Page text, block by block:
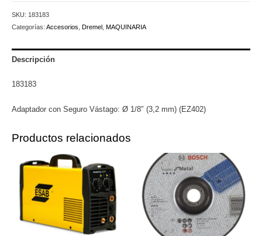
Vástago:
Ø
(3,2
(EZ402)
SKU: 183183
Categorías: Accesorios Dremel MAQUINARIA
Descripción
183183
Adaptador con Seguro Vástago: Ø 1/8″ (3,2 mm) (EZ402)
Productos relacionados